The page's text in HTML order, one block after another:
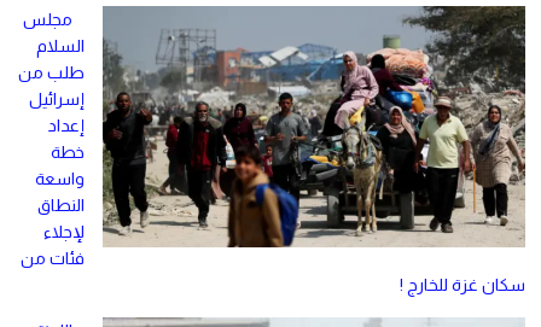
مجلس
السلام
طلب من
إسرائيل
إعداد
خطة
واسعة
النطاق
لإجلاء
فئات من
سكان غزة للخارج !